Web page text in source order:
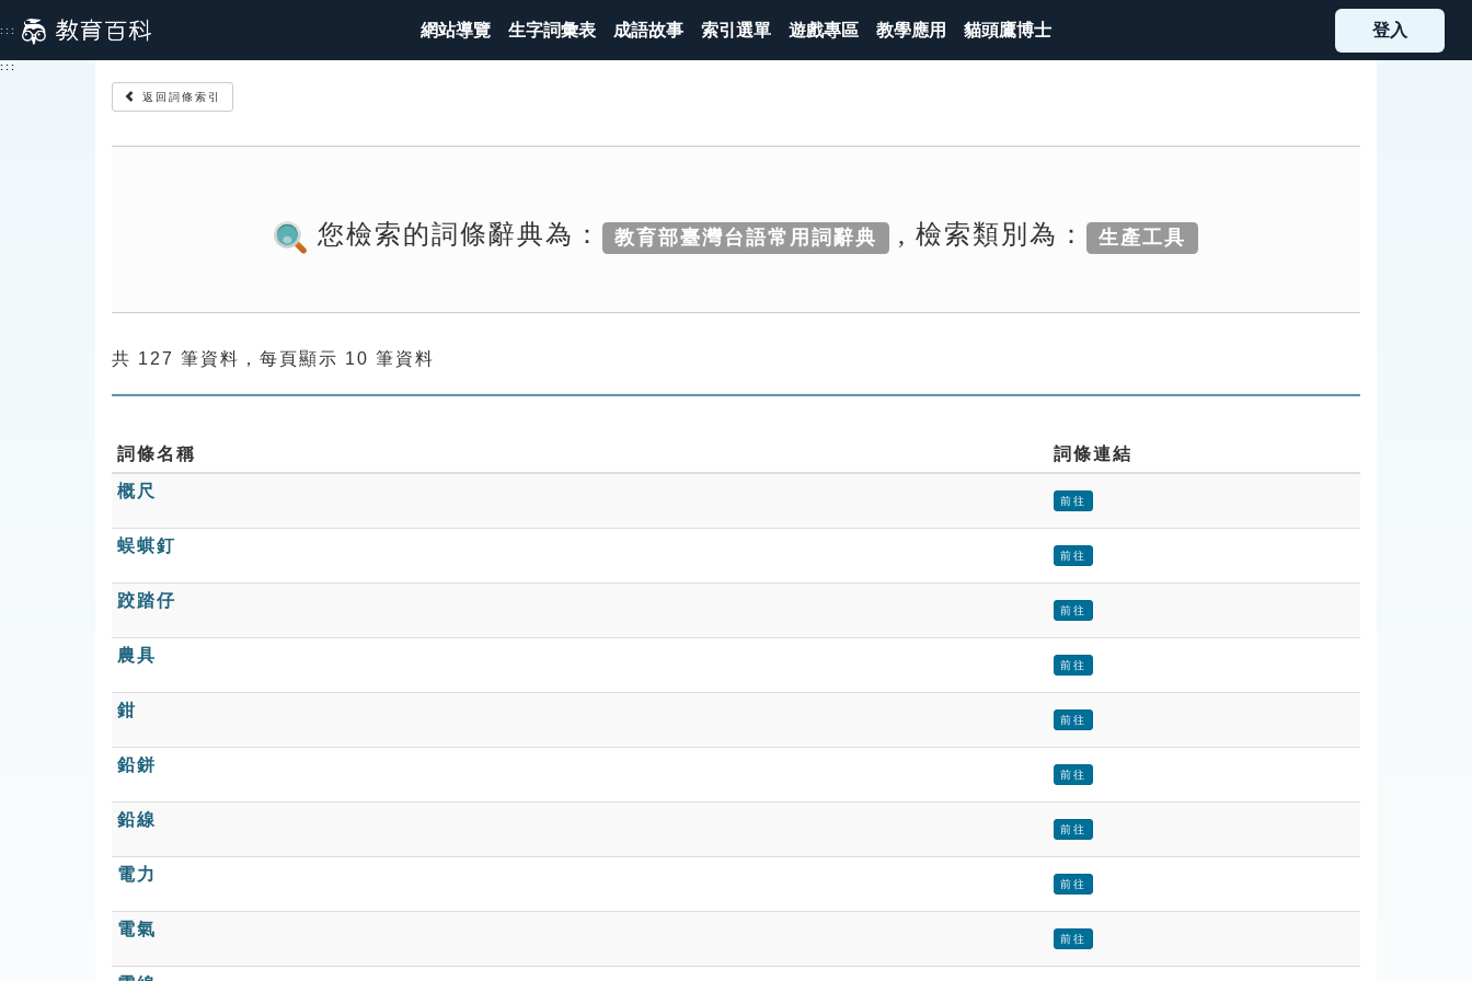
到
主
::: 網站導覽 生字詞彙表 成語故事 索引選單 遊戲專區 教學應用 貓頭鷹博士 登入
:::
返回詞條索引
您檢索的詞條辭典為： 教育部臺灣台語常用詞辭典 , 檢索類別為： 生產工具
共 127 筆資料，每頁顯示 10 筆資料
詞條名稱
詞條連結
概尺
前往
蜈蜞釘
前往
跤踏仔
前往
農具
前往
鉗
前往
鉛鉼
前往
鉛線
前往
電力
前往
電氣
前往